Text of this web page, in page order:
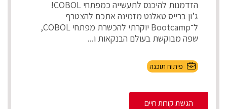
הזדמנות להיכנס לתעשייה כמפתחי COBOL!
ג’ון ברייס טאלנט מזמינה אתכם להצטרף
ל־Bootcamp יוקרתי להכשרת מפתחי COBOL,
שפה מבוקשת בעולם הבנקאות ו...
פיתוח תוכנה
הגשת קורות חיים